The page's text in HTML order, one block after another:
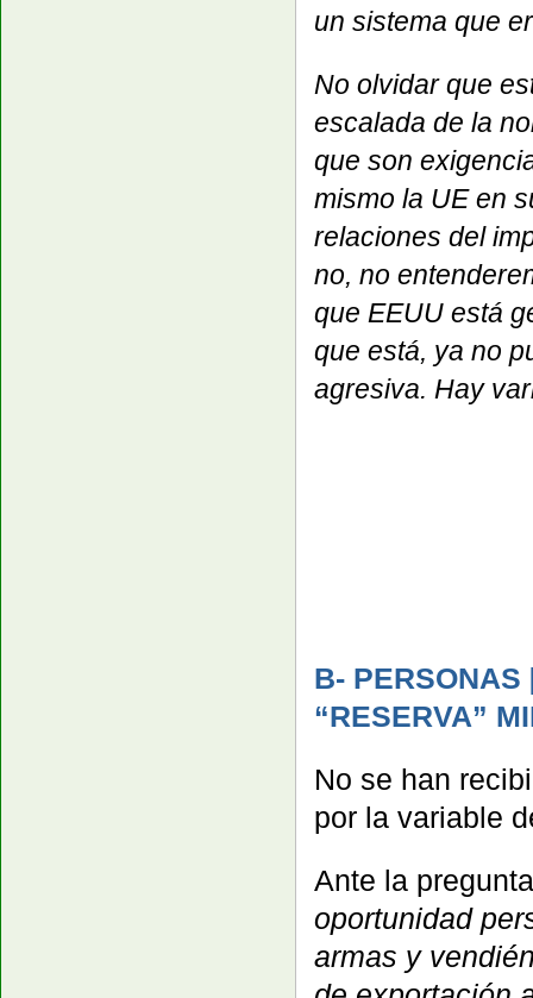
un sistema que
No olvidar que
escalada de la
que son
mismo la UE en
relaciones del
no, no
que EEUU está
que está, ya no
agresiva. Hay
B- PERSONAS
“RESERVA”
No se han
por la variable
Ante la
oportunidad
armas y